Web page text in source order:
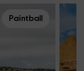
Paintball